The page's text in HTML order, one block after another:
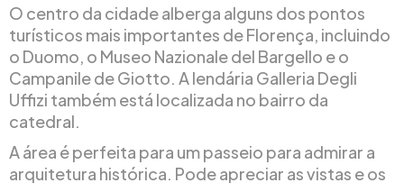
O centro da cidade alberga alguns dos pontos
turísticos mais importantes de Florença, incluindo
o Duomo, o Museo Nazionale del Bargello e o
Campanile de Giotto. A lendária Galleria Degli
Uffizi também está localizada no bairro da
catedral.
A área é perfeita para um passeio para admirar a
arquitetura histórica. Pode apreciar as vistas e os